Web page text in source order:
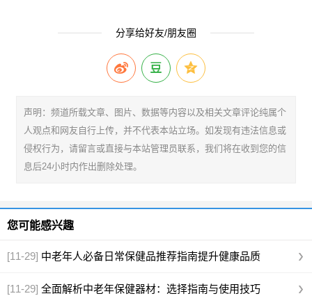
分享给好友/朋友圈
声明：频道所载文章、图片、数据等内容以及相关文章评论纯属个
人观点和网友自行上传，并不代表本站立场。如发现有违法信息或
侵权行为，请留言或直接与本站管理员联系，我们将在收到您的信
息后24小时内作出删除处理。
您可能感兴趣
[11-29] 中老年人必备日常保健品推荐指南提升健康品质
[11-29] 全面解析中老年保健器材：选择指南与使用技巧